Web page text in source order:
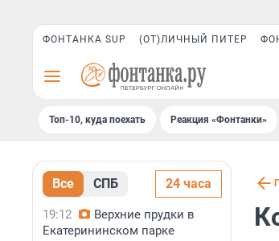
ФОНТАНКА SUP (ОТ)ЛИЧНЫЙ ПИТЕР
Топ-10, куда поехать Реакция «Фонтанки»
Все СПБ 24 часа
19:12
Верхние прудки в
Екатерининском парке